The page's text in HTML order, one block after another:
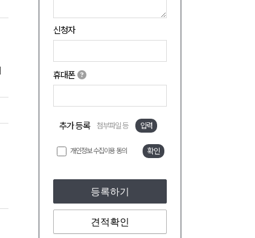
신청자
휴대폰
추가 등록 첨부파일 등 입력
개인정보 수집이용 동의 확인
등록하기
견적확인